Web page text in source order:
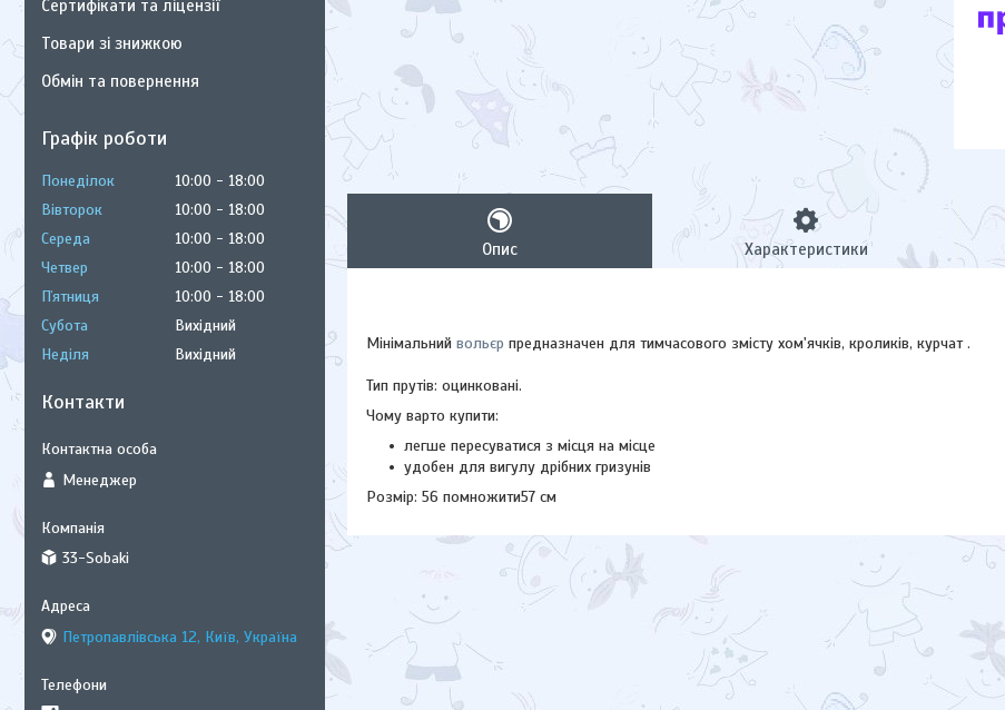
Опис Характеристики
Мінімальний вольєр предназначен для тимчасового змісту хом'ячків, кроликів, курчат .
Тип прутів: оцинковані.
Чому варто купити:
легше пересуватися з місця на місце
удобен для вигулу дрібних гризунів
Розмір: 56 помножити57 см
Сертифікати та ліцензії
Товари зі знижкою
Обмін та повернення
Графік роботи
Понеділок 10:00
18:00
Вівторок
10:00
18:00
Середа
10:00
18:00
Четвер
10:00
18:00
Пʼятниця
10:00
18:00
Субота
Вихідний
Неділя
Вихідний
Контакти
Менеджер
33-Sobaki
Петропавлівська 12, Київ, Україна